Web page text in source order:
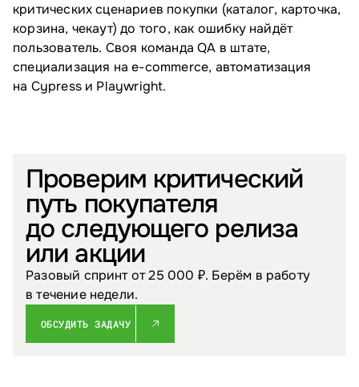
критических сценариев покупки (каталог, карточка,
корзина, чекаут) до того, как ошибку найдёт
пользователь. Своя команда QA в штате,
специализация на e-commerce, автоматизация
на Cypress и Playwright.
Проверим критический
путь покупателя
до следующего релиза
или акции
Разовый спринт от 25 000 ₽. Берём в работу
в течение недели.
ОБСУДИТЬ ЗАДАЧУ